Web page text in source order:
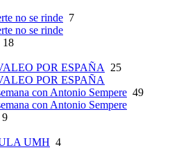
no se rinde 7
no se rinde
18
POR ESPAÑA 25
POR ESPAÑA
con Antonio Sempere 49
con Antonio Sempere
9
UMH 4